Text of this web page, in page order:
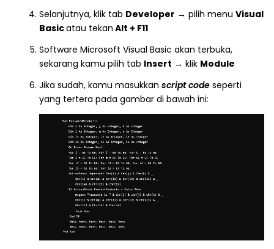
Selanjutnya, klik tab Developer → pilih menu Visual
Basicatau tekan Alt + F11
Software Microsoft Visual Basic akan terbuka,
sekarang kamu pilih tab Insert → klik Module
Jika sudah, kamu masukkan script code seperti
yang tertera pada gambar di bawah ini: